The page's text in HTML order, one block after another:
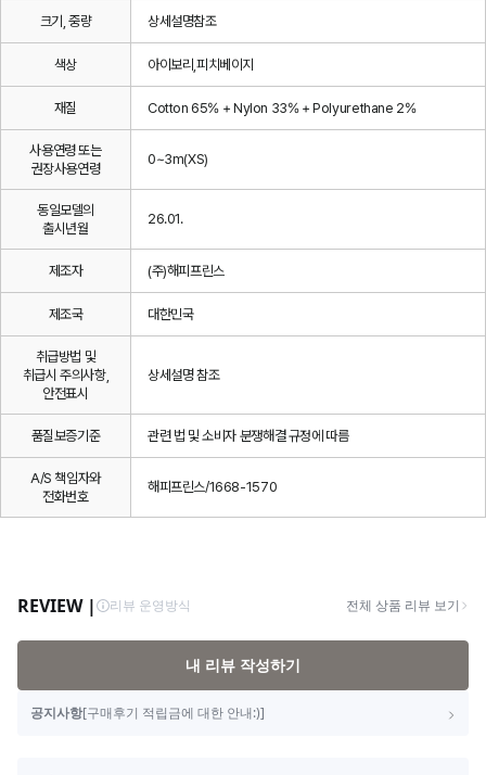
크기, 중량 상세설명참조
색상 아이보리,피치베이지
재질 Cotton 65% + Nylon 33% + Polyurethane 2%
사용연령 또는
권장사용연령
0~3m(XS)
동일모델의
출시년월
26.01.
제조자 (주)해피프린스
제조국 대한민국
취급방법 및
취급시 주의사항,
안전표시
상세설명 참조
품질보증기준 관련 법 및 소비자 분쟁해결 규정에 따름
A/S 책임자와
전화번호
해피프린스/1668-1570